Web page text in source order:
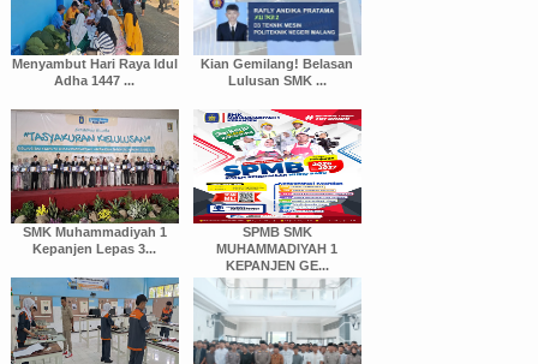
Menyambut Hari Raya Idul
Adha 1447 ...
Kian Gemilang! Belasan
Lulusan SMK ...
SMK Muhammadiyah 1
Kepanjen Lepas 3...
SPMB SMK
MUHAMMADIYAH 1
KEPANJEN GE...